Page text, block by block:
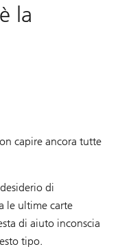
la
capire ancora tutte
di
le ultime carte
di aiuto inconscia
tipo.